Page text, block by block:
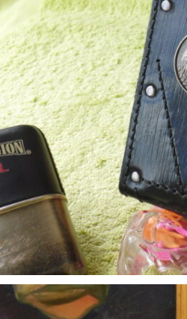
5. Аксесуари